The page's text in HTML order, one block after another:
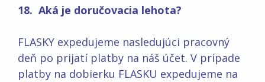
18. Aká je doručovacia lehota?
FLASKY expedujeme nasledujúci pracovný
deň po prijatí platby na náš účet. V prípade
platby na dobierku FLASKU expedujeme na